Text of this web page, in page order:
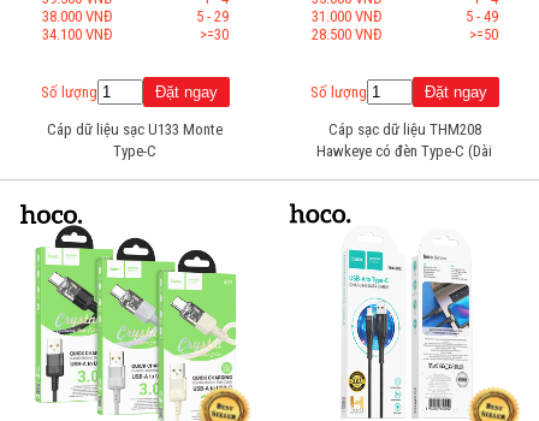
38.000 VNĐ
34.100 VNĐ
5 - 29
>=30
Số lượng
Cáp dữ liệu sạc U133 Monte
Type-C
31.000 VNĐ
28.500 VNĐ
5 - 49
>=50
Số lượng
Cáp sạc dữ liệu THM208
Hawkeye có đèn Type-C (Dài